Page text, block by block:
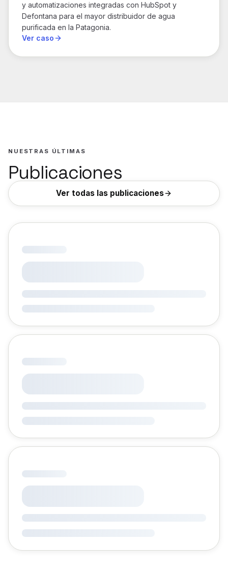
y automatizaciones integradas con HubSpot y
Defontana para el mayor distribuidor de agua
purificada en la Patagonia.
Ver caso
NUESTRAS ÚLTIMAS
Publicaciones
Ver todas las publicaciones